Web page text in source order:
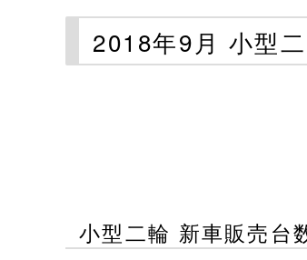
2018年9月 小型
小型二輪 新車販売台